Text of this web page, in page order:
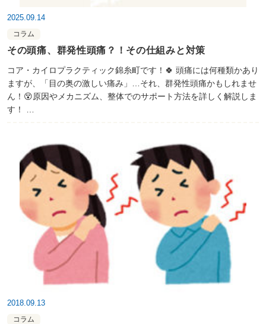
2025.09.14
コラム
その頭痛、群発性頭痛？！その仕組みと対策
コア・カイロプラクティック錦糸町です！🍀 頭痛には何種類かあり
ますが、「目の奥の激しい痛み」…それ、群発性頭痛かもしれませ
ん！😵原因やメカニズム、整体でのサポート方法を詳しく解説しま
す！ …
2018.09.13
コラム